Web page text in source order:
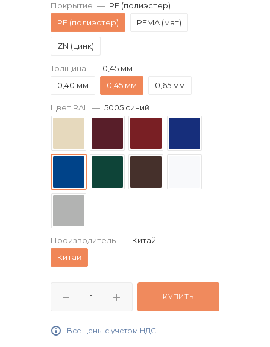
Покрытие — PE (полиэстер)
PE (полиэстер)
PEMA (мат)
ZN (цинк)
Толщина — 0,45 мм
0,40 мм
0,45 мм 0,65 мм
Цвет RAL — 5005 синий
Производитель — Китай
Китай
КУПИТЬ
Все цены с учетом НДС